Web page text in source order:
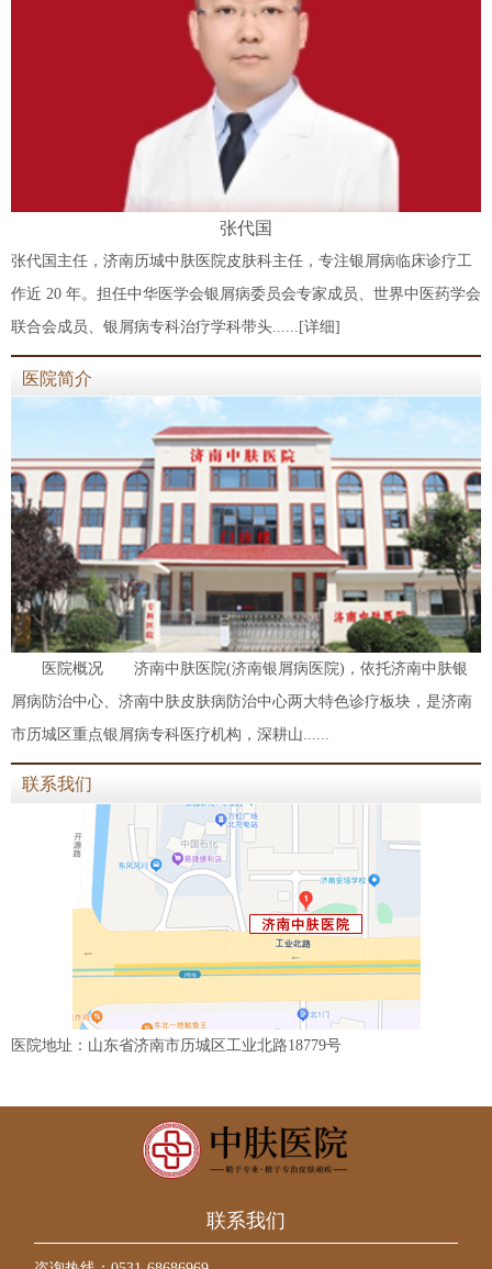
张代国
张代国主任，济南历城中肤医院皮肤科主任，专注银屑病临床诊疗工
作近 20 年。担任中华医学会银屑病委员会专家成员、世界中医药学会
联合会成员、银屑病专科治疗学科带头...... [详细]
医院简介
医院概况 济南中肤医院(济南银屑病医院)，依托济南中肤银
屑病防治中心、济南中肤皮肤病防治中心两大特色诊疗板块，是济南
市历城区重点银屑病专科医疗机构，深耕山......
联系我们
医院地址：山东省济南市历城区工业北路18779号
联系我们